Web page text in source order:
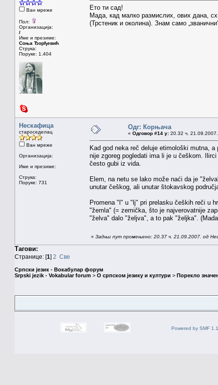
Ван мреже
Пол:
Организација:
/
Име и презиме:
Соња Ђорђевић
Струка:
Поруке: 1.404
Ето ти сад!
Мада, кад малко размислих, ових дана,
(Трстеник и околина). Знам само
Нескафица
староседелац
Ван мреже
Организација:
Име и презиме:
Струка:
Поруке: 731
Одг: Корњача
« Одговор #14 у: 20.32 ч.
Kad god neka reč deluje etimološki mutna,
nije zgoreg pogledati ima li je u češkom.
često gubi iz vida.
Elem, na netu se lako može naći da je
unutar češkog, ali unutar štokavskog
Promena "l" u "lj" pri prelasku čeških reči u
"žemla" (= zemička, što je najverovatnije
"želva" dalo "željva", a to pak "željka".
« Задњи пут промењено: 20.37 ч. 21.09.2007. од
Тагови:
Странице: [1] 2 Све
Српски језик - Вокабулар форум
Srpski jezik - Vokabular forum > О српском језику и култури > Порекло
Powered by SMF